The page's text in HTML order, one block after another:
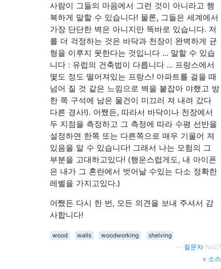
사람이 그들의 마음에서 그런 것이 아니라고 행
복하게 말할 수 있습니다! 물론, 그들은 세계에서
가장 단단한 벽은 아니지만 똑바로 있습니다. 저
를 더 걱정하는 것은 바닥과 천장이 완벽하게 균
형을 이루지 못한다는 것입니다 ... 말할 수 있습
니다 : 유럽의 건축법이 다릅니다 ... 프랑스에서
몇도 정도 떨어져있는 프랑스! 아파트를 걸을 때
넘어 질 것 같은 느낌으로 벽을 붙잡아 야했고 방
한 쪽 구석에 남은 물건이 미끄러 져 내려 갔다
다른 경사!). 어쨌든, 따라서 바닥이나 천장에서
두 지점을 측정하고 그 측정에 따라 수평 선반을
설정하면 한쪽 또는 다른쪽으로 매우 기울어 져
있음을 알 수 있습니다! 그래서 나는 모험의 그
부분을 고대하고있다! (행운스럽게도, 내 아이폰
은 내가 그 혼란에서 벗어날 수있는 다소 정확한
레벨을 가지고있다.)
어쨌든 다시 한 번, 모든 의견을 보내 주셔서 감
사합니다!
wood walls woodworking
shelving
질문자 No27
소스